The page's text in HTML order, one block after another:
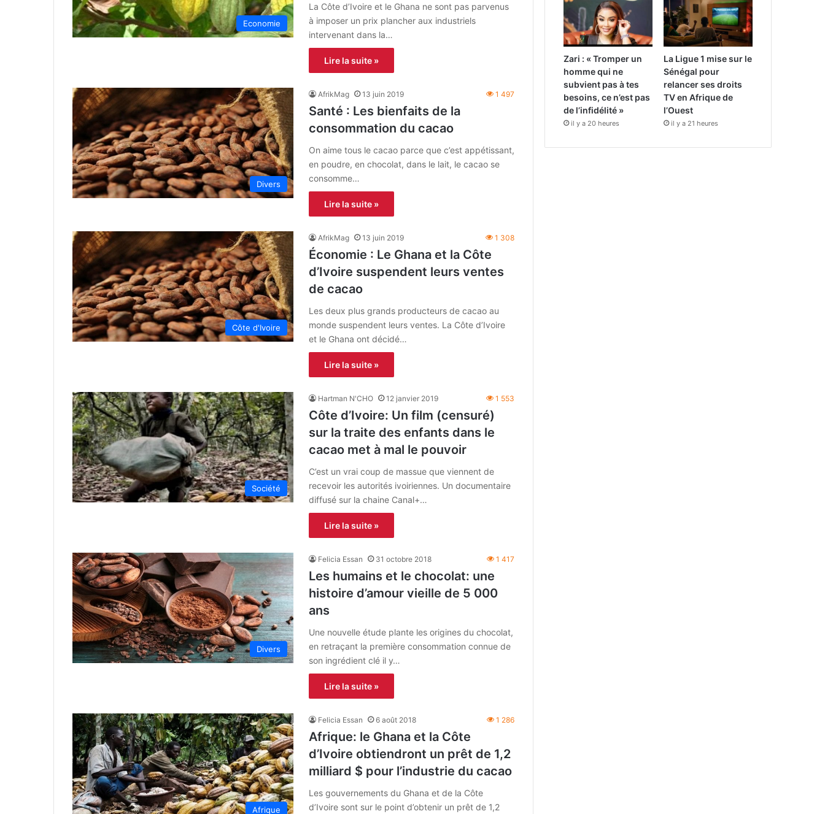
Economie
La Côte d’Ivoire et le Ghana ne sont pas parvenus
à imposer un prix plancher aux industriels
intervenant dans la…
Lire la suite »
Divers
AfrikMag 13 juin 2019 1 497
Santé : Les bienfaits de la
consommation du cacao
On aime tous le cacao parce que c’est appétissant,
en poudre, en chocolat, dans le lait, le cacao se
consomme…
Lire la suite »
Côte d'Ivoire
AfrikMag 13 juin 2019 1 308
Économie : Le Ghana et la Côte
d’Ivoire suspendent leurs ventes
de cacao
Les deux plus grands producteurs de cacao au
monde suspendent leurs ventes. La Côte d’Ivoire
et le Ghana ont décidé…
Lire la suite »
Société
Hartman N'CHO 12 janvier 2019 1 553
Côte d’Ivoire: Un film (censuré)
sur la traite des enfants dans le
cacao met à mal le pouvoir
C’est un vrai coup de massue que viennent de
recevoir les autorités ivoiriennes. Un documentaire
diffusé sur la chaine Canal+…
Lire la suite »
Divers
Felicia Essan 31 octobre 2018 1 417
Les humains et le chocolat: une
histoire d’amour vieille de 5 000
ans
Une nouvelle étude plante les origines du chocolat,
en retraçant la première consommation connue de
son ingrédient clé il y…
Lire la suite »
Afrique
Felicia Essan 6 août 2018 1 286
Afrique: le Ghana et la Côte
d’Ivoire obtiendront un prêt de 1,2
milliard $ pour l’industrie du cacao
Les gouvernements du Ghana et de la Côte
d’Ivoire sont sur le point d’obtenir un prêt de 1,2
Zari : « Tromper un
homme qui ne
subvient pas à tes
besoins, ce n’est pas
de l’infidélité »
il y a 20 heures
La Ligue 1 mise sur le
Sénégal pour
relancer ses droits
TV en Afrique de
l’Ouest
il y a 21 heures